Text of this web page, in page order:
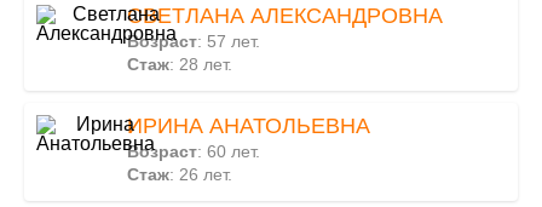
СВЕТЛАНА АЛЕКСАНДРОВНА
Возраст: 57 лет.
Стаж: 28 лет.
ИРИНА АНАТОЛЬЕВНА
Возраст: 60 лет.
Стаж: 26 лет.